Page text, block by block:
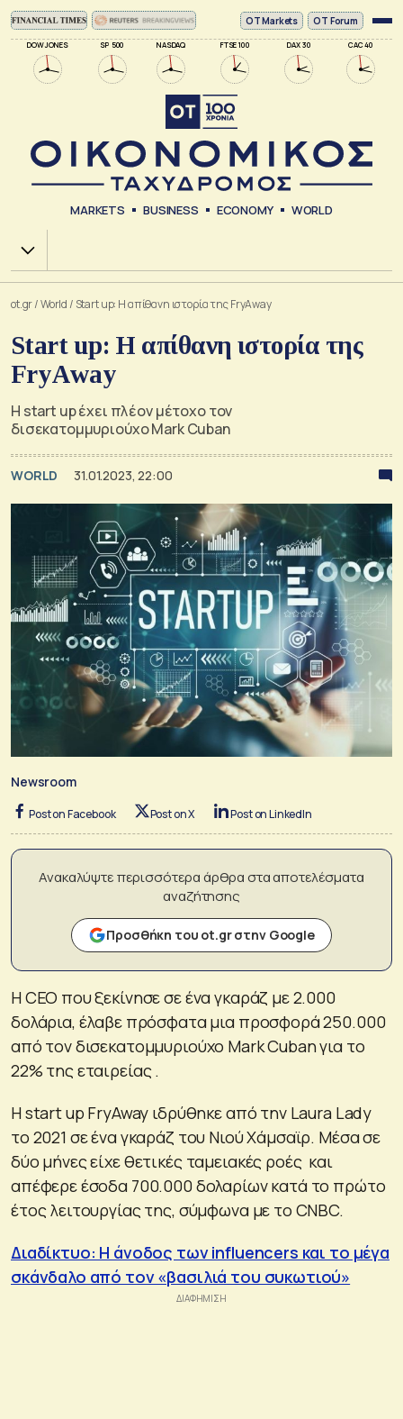
DOW JONES SP 500 NASDAQ FTSE 100 DAX 30 CAC 40
ΟΤ Markets OT Forum
MARKETS BUSINESS ECONOMY WORLD
Χ.Α.
ot.gr/World / Start up: Η απίθανη ιστορία της FryAway
Start up: Η απίθανη ιστορία της
FryAway
H start up έχει πλέον μέτοχο τον
δισεκατομμυριούχο Mark Cuban
WORLD 31.01.2023, 22:00
Newsroom
Post on Facebook Post on X Post on LinkedIn
Ανακαλύψτε περισσότερα άρθρα στα αποτελέσματα
αναζήτησης
Προσθήκη του ot.gr στην Google
H CEO που ξεκίνησε σε ένα γκαράζ με 2.000
δολάρια, έλαβε πρόσφατα μια προσφορά 250.000
από τον δισεκατομμυριούχο Mark Cuban για το
22% της εταιρείας .
Η start up FryAway ιδρύθηκε από την Laura Lady
το 2021 σε ένα γκαράζ του Νιού Χάμσαϊρ. Μέσα σε
δύο μήνες είχε θετικές ταμειακές ροές και
απέφερε έσοδα 700.000 δολαρίων κατά το πρώτο
έτος λειτουργίας της, σύμφωνα με το CNBC.
Διαδίκτυο: Η άνοδος των influencers και το μέγα
σκάνδαλο από τον «βασιλιά του συκωτιού»